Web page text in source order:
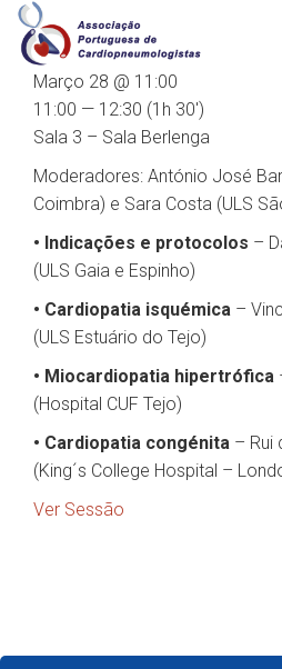
Moderadores: António José
Coimbra) e Sara Costa (ULS
• Indicações e protocolos –
(ULS Gaia e Espinho)
• Cardiopatia isquémica –
(ULS Estuário do Tejo)
• Miocardiopatia hipertrófica
(Hospital CUF Tejo)
• Cardiopatia congénita – Rui
(King´s College Hospital –
Ver Sessão
Março 28 @ 11:00
11:00 — 12:30 (1h 30′)
Sala 3 – Sala Berlenga